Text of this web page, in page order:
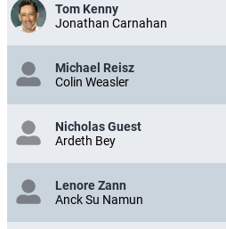
Tom Kenny
Jonathan Carnahan
Michael Reisz
Colin Weasler
Nicholas Guest
Ardeth Bey
Lenore Zann
Anck Su Namun